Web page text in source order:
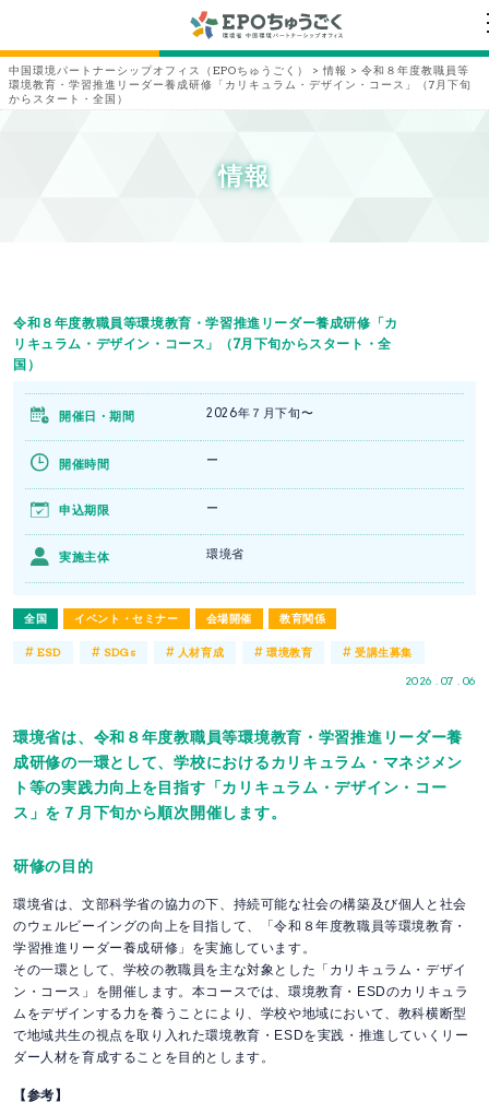
中国環境パートナーシップオフィス（EPOちゅうごく） > 情報 > 令和８年度教職員等
環境教育・学習推進リーダー養成研修「カリキュラム・デザイン・コース」（7月下旬
からスタート・全国）
情報
令和８年度教職員等環境教育・学習推進リーダー養成研修「カ
リキュラム・デザイン・コース」（7月下旬からスタート・全
国）
全国 イベント・セミナー 会場開催 教育関係
2026 . 07 . 06
開催日・期間 2026年７月下旬〜
開催時間 ー
申込期限 ー
実施主体 環境省
#ESD # SDGs # 人材育成 # 環境教育 #受講生募集
環境省は、令和８年度教職員等環境教育・学習推進リーダー養
成研修の一環として、学校におけるカリキュラム・マネジメン
ト等の実践力向上を目指す「カリキュラム・デザイン・コー
ス」を７月下旬から順次開催します。
研修の目的
環境省は、文部科学省の協力の下、持続可能な社会の構築及び個人と社会
のウェルビーイングの向上を目指して、「令和８年度教職員等環境教育・
学習推進リーダー養成研修」を実施しています。
その一環として、学校の教職員を主な対象とした「カリキュラム・デザイ
ン・コース」を開催します。本コースでは、環境教育・ESDのカリキュラ
ムをデザインする力を養うことにより、学校や地域において、教科横断型
で地域共生の視点を取り入れた環境教育・ESDを実践・推進していくリー
ダー人材を育成することを目的とします。
【参考】